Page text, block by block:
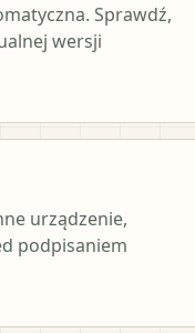
Sprawdź,
wersji
urządzenie,
podpisaniem